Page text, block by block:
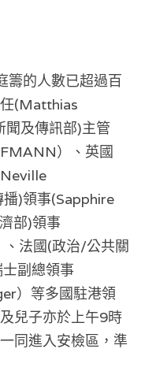
籌的人數已超過百
(Matthias
聞及傳訊部)主管
）、英國
)領事(Sapphire
部)領事
、法國(政治/公共關
副總領事
）等多國駐港領
兒子亦於上午9時
同進入安檢區，準